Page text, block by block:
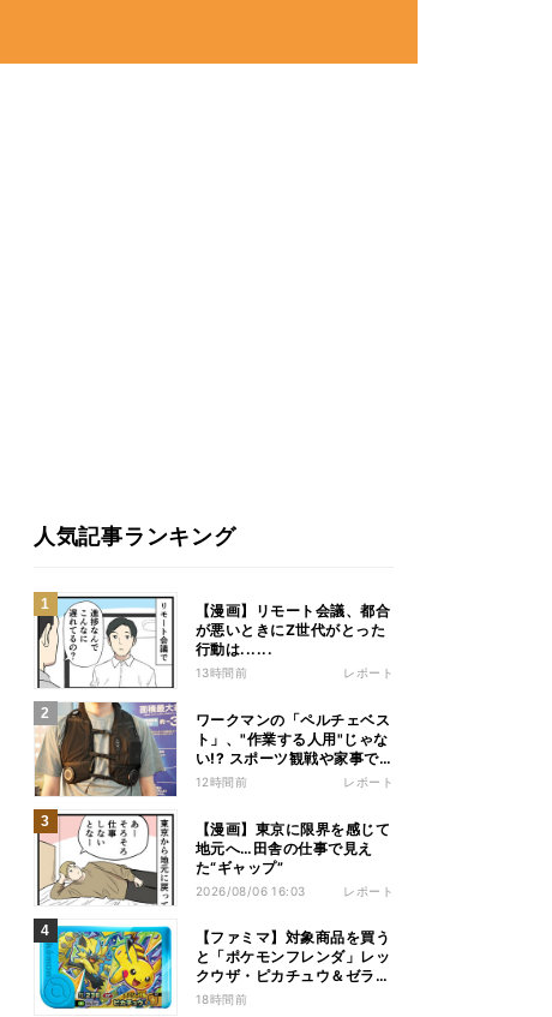
人気記事ランキング
【漫画】リモート会議、都合
が悪いときにZ世代がとった
行動は......
13時間前 レポート
ワークマンの「ペルチェベス
ト」、"作業する人用"じゃな
い!? スポーツ観戦や家事で
の熱中症&冷え対策に――話
12時間前 レポート
【漫画】東京に限界を感じて
地元へ…田舎の仕事で見え
た“ギャップ”
2026/08/06 16:03 レポート
【ファミマ】対象商品を買う
と「ポケモンフレンダ」レッ
クウザ・ピカチュウ＆ゼラオ
ラのスペシャルフレンダピッ
18時間前